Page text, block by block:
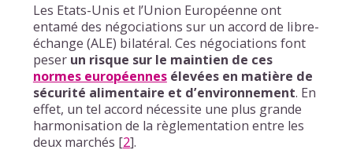
Les Etats-Unis et l’Union Européenne ont
entamé des négociations sur un accord de libre-
échange (ALE) bilatéral. Ces négociations font
peser un risque sur le maintien de ces
normes européennesélevées en matière de
sécurité alimentaire et d’environnement. En
effet, un tel accord nécessite une plus grande
harmonisation de la règlementation entre les
deux marchés [2].